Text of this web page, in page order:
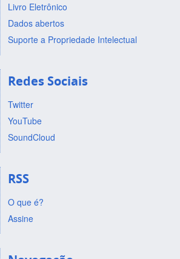
Livro Eletrônico
Dados abertos
Suporte a Propriedade Intelectual
Redes Sociais
Twitter
YouTube
SoundCloud
RSS
O que é?
Assine